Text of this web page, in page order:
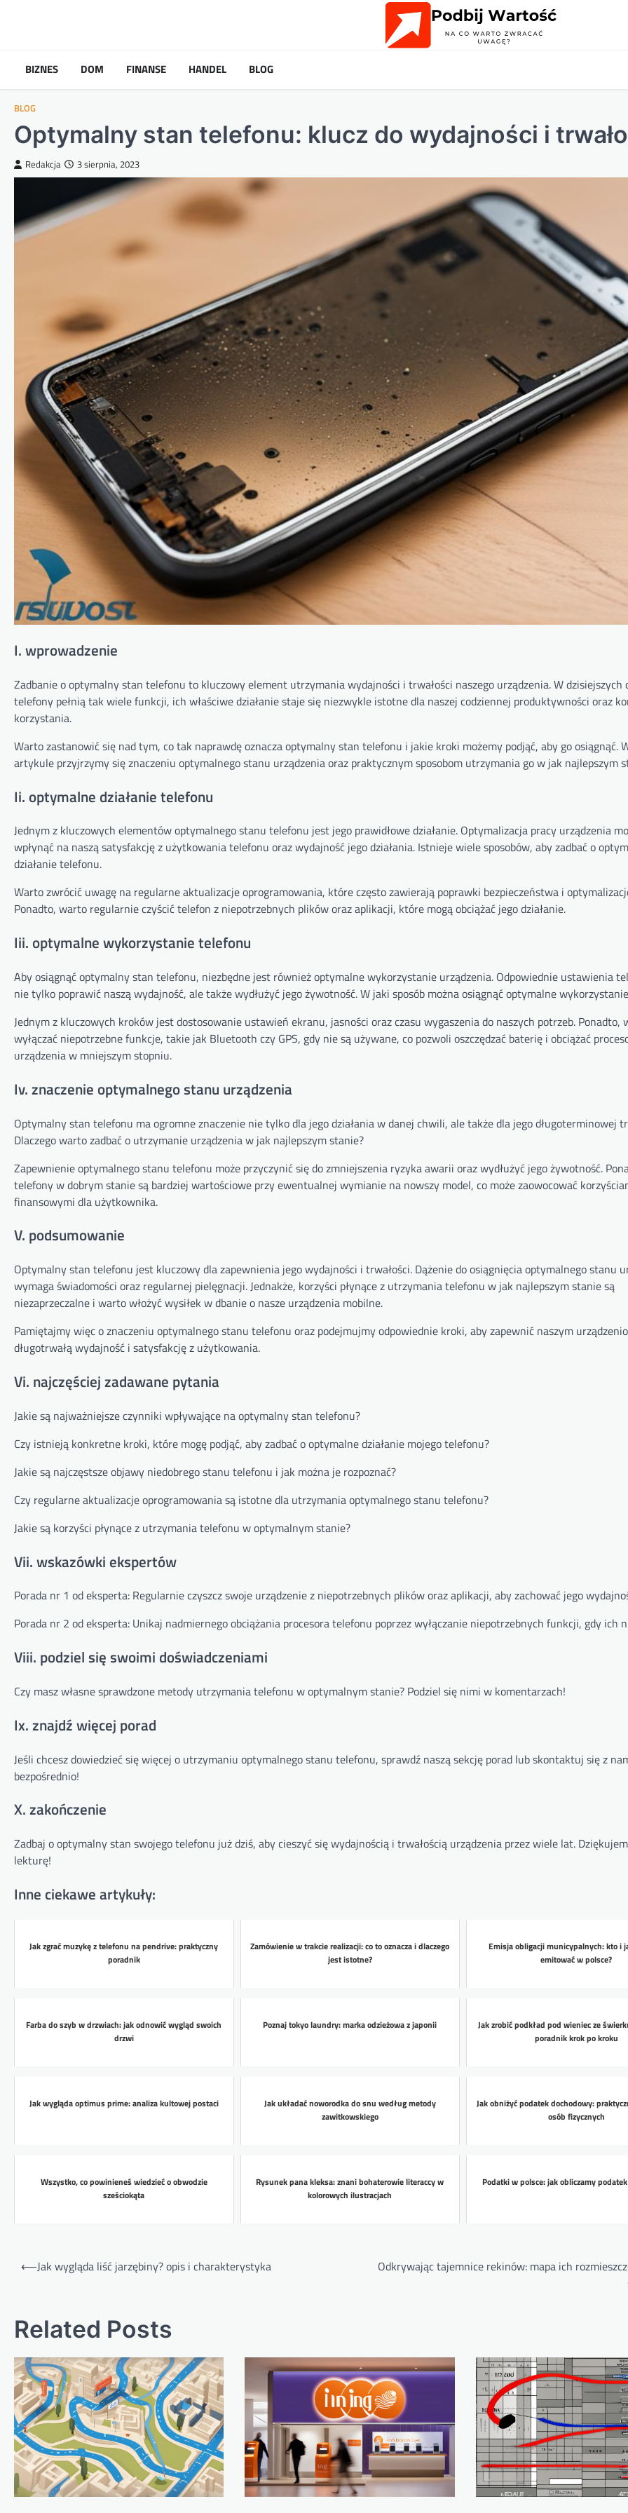
BIZNES DOM FINANSE HANDEL BLOG
BLOG
Optymalny stan telefonu: klucz do wydajności i
Redakcja 3 sierpnia, 2023
I. wprowadzenie
Zadbanie o optymalny stan telefonu to kluczowy element utrzymania wydajności i trwałości naszego urządzenia. W dzisiejszych
telefony pełnią tak wiele funkcji, ich właściwe działanie staje się niezwykle istotne dla naszej codziennej produktywności oraz
korzystania.
Warto zastanowić się nad tym, co tak naprawdę oznacza optymalny stan telefonu i jakie kroki możemy podjąć, aby go osiągnąć.
artykule przyjrzymy się znaczeniu optymalnego stanu urządzenia oraz praktycznym sposobom utrzymania go w jak najlepszym
Ii. optymalne działanie telefonu
Jednym z kluczowych elementów optymalnego stanu telefonu jest jego prawidłowe działanie. Optymalizacja pracy urządzenia
wpłynąć na naszą satysfakcję z użytkowania telefonu oraz wydajność jego działania. Istnieje wiele sposobów, aby zadbać o
działanie telefonu.
Warto zwrócić uwagę na regularne aktualizacje oprogramowania, które często zawierają poprawki bezpieczeństwa i
Ponadto, warto regularnie czyścić telefon z niepotrzebnych plików oraz aplikacji, które mogą obciążać jego działanie.
Iii. optymalne wykorzystanie telefonu
Aby osiągnąć optymalny stan telefonu, niezbędne jest również optymalne wykorzystanie urządzenia. Odpowiednie ustawienia
nie tylko poprawić naszą wydajność, ale także wydłużyć jego żywotność. W jaki sposób można osiągnąć optymalne
Jednym z kluczowych kroków jest dostosowanie ustawień ekranu, jasności oraz czasu wygaszenia do naszych potrzeb. Ponadto,
wyłączać niepotrzebne funkcje, takie jak Bluetooth czy GPS, gdy nie są używane, co pozwoli oszczędzać baterię i obciążać
urządzenia w mniejszym stopniu.
Iv. znaczenie optymalnego stanu urządzenia
Optymalny stan telefonu ma ogromne znaczenie nie tylko dla jego działania w danej chwili, ale także dla jego długoterminowej
Dlaczego warto zadbać o utrzymanie urządzenia w jak najlepszym stanie?
Zapewnienie optymalnego stanu telefonu może przyczynić się do zmniejszenia ryzyka awarii oraz wydłużyć jego żywotność.
telefony w dobrym stanie są bardziej wartościowe przy ewentualnej wymianie na nowszy model, co może zaowocować
finansowymi dla użytkownika.
V. podsumowanie
Optymalny stan telefonu jest kluczowy dla zapewnienia jego wydajności i trwałości. Dążenie do osiągnięcia optymalnego stanu
wymaga świadomości oraz regularnej pielęgnacji. Jednakże, korzyści płynące z utrzymania telefonu w jak najlepszym stanie są
niezaprzeczalne i warto włożyć wysiłek w dbanie o nasze urządzenia mobilne.
Pamiętajmy więc o znaczeniu optymalnego stanu telefonu oraz podejmujmy odpowiednie kroki, aby zapewnić naszym
długotrwałą wydajność i satysfakcję z użytkowania.
Vi. najczęściej zadawane pytania
Jakie są najważniejsze czynniki wpływające na optymalny stan telefonu?
Czy istnieją konkretne kroki, które mogę podjąć, aby zadbać o optymalne działanie mojego telefonu?
Jakie są najczęstsze objawy niedobrego stanu telefonu i jak można je rozpoznać?
Czy regularne aktualizacje oprogramowania są istotne dla utrzymania optymalnego stanu telefonu?
Jakie są korzyści płynące z utrzymania telefonu w optymalnym stanie?
Vii. wskazówki ekspertów
Porada nr 1 od eksperta: Regularnie czyszcz swoje urządzenie z niepotrzebnych plików oraz aplikacji, aby zachować jego
Porada nr 2 od eksperta: Unikaj nadmiernego obciążania procesora telefonu poprzez wyłączanie niepotrzebnych funkcji, gdy ich
Viii. podziel się swoimi doświadczeniami
Czy masz własne sprawdzone metody utrzymania telefonu w optymalnym stanie? Podziel się nimi w komentarzach!
Ix. znajdź więcej porad
Jeśli chcesz dowiedzieć się więcej o utrzymaniu optymalnego stanu telefonu, sprawdź naszą sekcję porad lub skontaktuj się z
bezpośrednio!
X. zakończenie
Zadbaj o optymalny stan swojego telefonu już dziś, aby cieszyć się wydajnością i trwałością urządzenia przez wiele lat.
lekturę!
Inne ciekawe artykuły:
Jak zgrać muzykę z telefonu na pendrive: praktyczny
poradnik
Zamówienie w trakcie realizacji: co to oznacza i dlaczego
jest istotne?
Emisja obligacji municypalnych: kto i
emitować w polsce?
Farba do szyb w drzwiach: jak odnowić wygląd swoich
drzwi
Poznaj tokyo laundry: marka odzieżowa z japonii
Jak zrobić podkład pod wieniec ze
poradnik krok po kroku
Jak wygląda optimus prime: analiza kultowej postaci
Jak układać noworodka do snu według metody
zawitkowskiego
Jak obniżyć podatek dochodowy:
osób fizycznych
Wszystko, co powinieneś wiedzieć o obwodzie
sześciokąta
Rysunek pana kleksa: znani bohaterowie literaccy w
kolorowych ilustracjach
Podatki w polsce: jak obliczamy
Nawigacja
⟵Jak wygląda liść jarzębiny? opis i charakterystyka
Odkrywając tajemnice rekinów: mapa ich
Related Posts